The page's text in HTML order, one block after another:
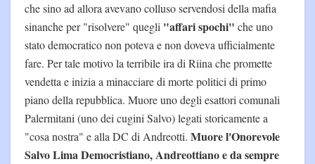
che sino ad allora avevano colluso servendosi della mafia
sinanche per "risolvere" quegli "affari spochi" che uno
stato democratico non poteva e non doveva ufficialmente
fare. Per tale motivo la terribile ira di Riina che promette
vendetta e inizia a minacciare di morte politici di primo
piano della repubblica. Muore uno degli esattori comunali
Palermitani (uno dei cugini Salvo) legati storicamente a
"cosa nostra" e alla DC di Andreotti. Muore l'Onorevole
Salvo Lima Democristiano, Andreottiano e da sempre